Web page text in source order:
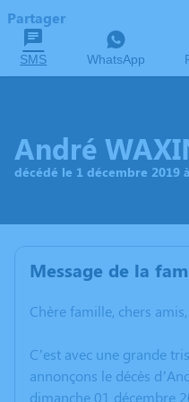
Partager
SMS WhatsApp
André
décédé le 1 décembre 2019
Message de la
Chère famille, chers amis,
C’est avec une grande
annonçons le décès
dimanche 01 décembre